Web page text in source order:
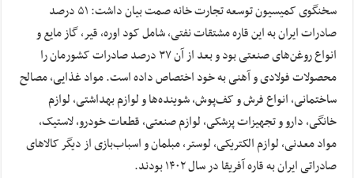
سخنگوی کمیسیون توسعه تجارت خانه صمت بیان داشت: ۵۱ درصد
صادرات ایران به این قاره مشتقات نفتی، شامل کود اوره، قیر، گاز مایع و
انواع روغن‌های صنعتی بود و بعد از آن ۳۷ درصد صادرات کشورمان را
محصولات فولادی و آهنی به خود اختصاص داده است. مواد غذایی، مصالح
ساختمانی، انواع فرش و کف‌پوش، شوینده‌ها و لوازم بهداشتی، لوازم
خانگی، دارو و تجهیزات پزشکی، لوازم صنعتی، قطعات خودرو، لاستیک،
مواد معدنی، لوازم الکتریکی، لوستر، مبلمان و اسباب‌بازی از دیگر کالاهای
صادراتی ایران به قاره آفریقا در سال ۱۴۰۲ بودند.